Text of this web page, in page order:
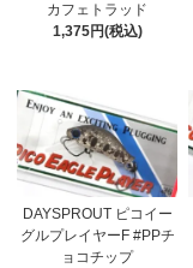
カフェトラッド
1,375円(税込)
DAYSPROUT ピコイー
グルプレイヤーF #PPチ
ョコチップ